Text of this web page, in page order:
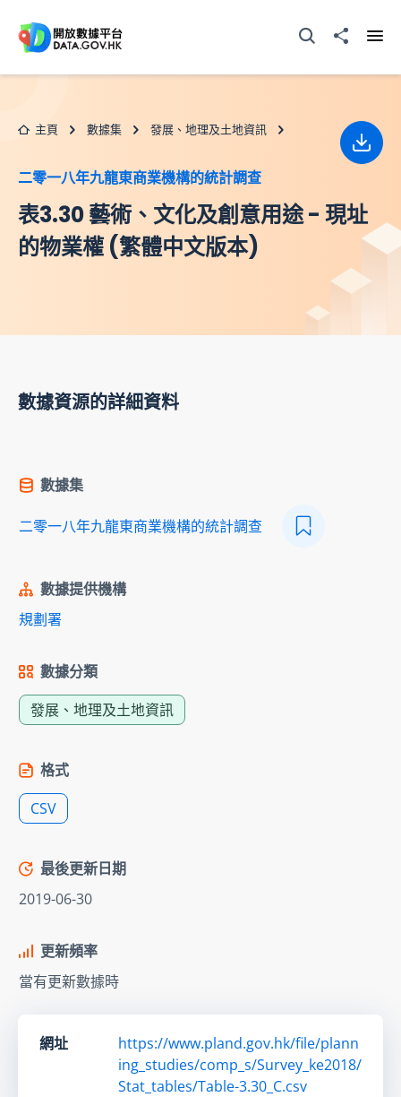
打開搜尋器分享至
主頁 數據集 發展、地理及土地資訊
二零一八年九龍東商業機構的統計調查
表3.30 藝術、文化及創意用途 - 現址
的物業權 (繁體中文版本)
下載
數據資源的詳細資料
數據集
二零一八年九龍東商業機構的統計調查
數據提供機構
規劃署
數據分類
發展、地理及土地資訊
格式
CSV
最後更新日期
2019-06-30
更新頻率
當有更新數據時
網址
https://www.pland.gov.hk/file/plann
ing_studies/comp_s/Survey_ke2018/
Stat_tables/Table-3.30_C.csv